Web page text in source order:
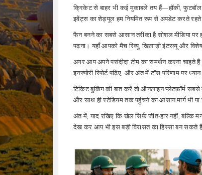
क्रिकेट से बाहर भी कई मुकाबले तय हैं—हॉकी,
इवेंट्स का शेड्यूल हम नियमित रूप से अपडेट करते रहते
फैन बनने का सबसे आसान तरीका है सोशल मीडिया पर
पढ़ना। यहाँ आपको मैच रिव्यू, खिलाड़ी इंटरव्यू और
अगर आप अपने पसंदीदा टीम का समर्थन करना चाहते
इनज्योरी रिपोर्ट पढ़िए, और अंत में टॉस परिणाम पर
टिकिट बुकिंग की बात करें तो ऑनलाइन प्लेटफ़ॉर्म
और साथ ही स्टेडियम तक पहुंचने का आसान मार्ग भी
अंत में, याद रखिए कि खेल सिर्फ जीत-हार नहीं, बल्कि
देख कर आप भी इस बड़ी विरासत का हिस्सा बन